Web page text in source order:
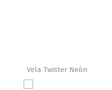
Vela Twister Neón